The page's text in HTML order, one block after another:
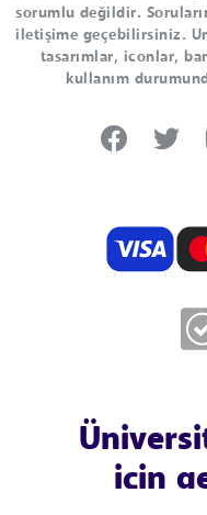
sorumlu değildir.
iletişime geçebilirsiniz.
tasarımlar, iconlar,
kullanım
için